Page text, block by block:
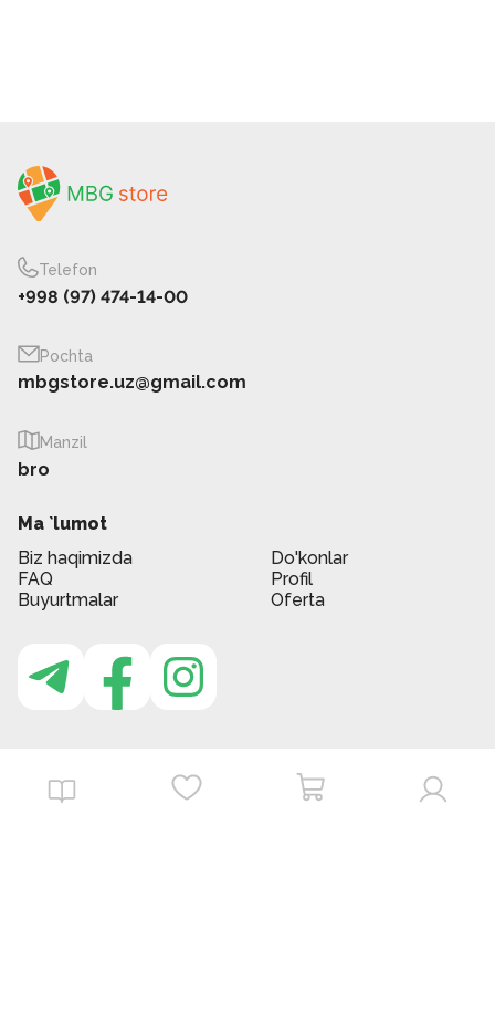
Telefon
+998 (97) 474-14-00
Pochta
mbgstore.uz@gmail.com
Manzil
bro
Ma `lumot
Biz haqimizda
Do'konlar
FAQ
Profil
Buyurtmalar
Oferta
MBG do'kon ilovasi